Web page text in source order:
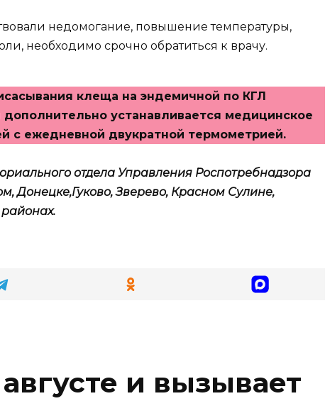
недомогание, повышение температуры,
необходимо срочно обратиться к врачу.
клеща на эндемичной по КГЛ
устанавливается медицинское
с ежедневной двукратной термометрией.
отдела Управления Роспотребнадзора
Донецке,Гуково, Зверево, Красном Сулине,
и вызывает